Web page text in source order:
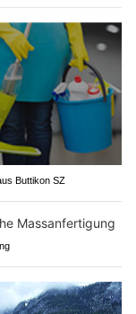
Buttikon SZ